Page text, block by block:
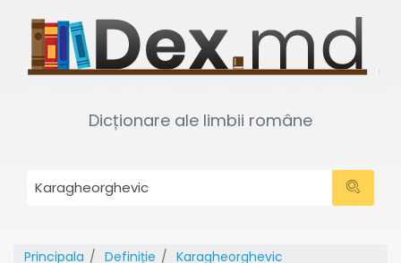
Dicționare ale limbii române
Principala Definiție Karagheorghevic